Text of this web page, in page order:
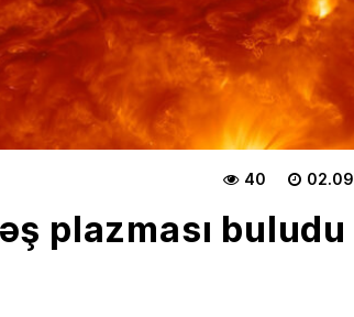
40
plazması buludu